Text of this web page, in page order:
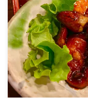
甲府駅近くのホテルに1
チェックインして少し
た。